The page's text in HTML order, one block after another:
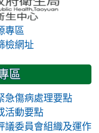
專區
檢網址
區
急傷病處理要點
活動要點
議委員會組織及運作